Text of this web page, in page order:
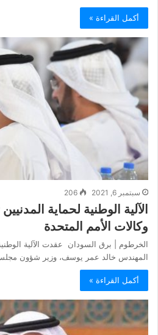
أكمل القراءة »
سبتمبر 6, 2021 206
الآلية الوطنية لحماية
وكالات الأمم المتحدة
الخرطوم | برق السودان عقدت الآلية
المهندس خالد عمر يوسف، وزير شؤون مجلس
أكمل القراءة »